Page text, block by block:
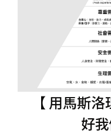
儲蓄險
好書推薦
【 用馬斯
好我